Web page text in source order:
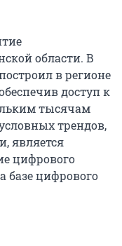
области. В
в регионе
доступ к
тысячам
трендов,
является
цифрового
базе цифрового